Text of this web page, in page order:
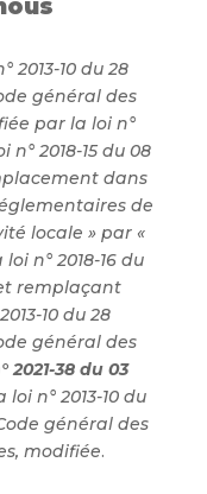
2013-10 du 28
général des
par la loi n°
n° 2018-15 du 08
dans
de
locale » par «
n° 2018-16 du
remplaçant
10 du 28
général des
2021-38 du 03
n° 2013-10 du
général des
modifiée.